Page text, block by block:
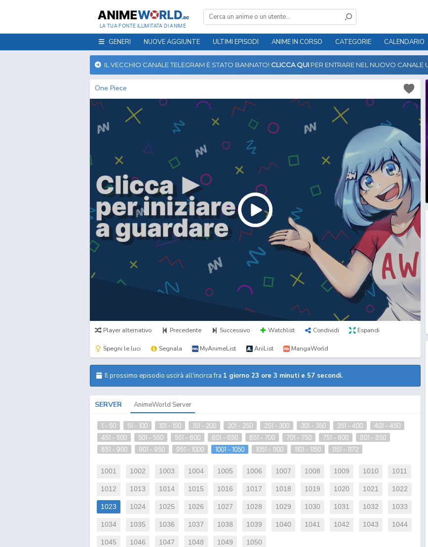
LA TUA FONTE ILLIMITATA DI ANIME
GENERI NUOVE AGGIUNTE ULTIMI EPISODI ANIME IN CORSO CATEGORIE CALENDARIO
IL VECCHIO CANALE TELEGRAM È STATO BANNATO! CLICCA QUI PER ENTRARE NEL NUOVO CANALE
One Piece
Player alternativo Precedente Successivo Watchlist Condividi Espandi
Spegni le luci Segnala MyAnimeList AniList MangaWorld
Il prossimo episodio uscirà all'incirca fra 1 giorno 23 ore 3 minuti e 57 secondi.
SERVER AnimeWorld Server
1 - 50 51 - 100 101 - 150 151 - 200 201 - 250 251 - 300 301 - 350 351 - 400
401 - 450
451 - 500
501 - 550 551 - 600 601 - 650 651 - 700 701 - 750 751 - 800
801 - 850
851 - 900
901 - 950 951 - 1000 1001 - 1050 1051 - 1100 1101 - 1150 1151 - 1172
1001 1002 1003 1004 1005 1006 1007 1008 1009 1010 1011
1012 1013 1014 1015 1016 1017 1018 1019 1020 1021 1022
1023 1024 1025 1026 1027 1028 1029 1030 1031 1032 1033
1034 1035 1036 1037 1038 1039 1040 1041 1042 1043 1044
1045 1046 1047 1048 1049 1050